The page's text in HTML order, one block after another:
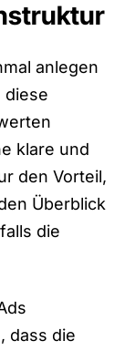
anlegen
diese
klare und
den Vorteil,
Überblick
die
dass die